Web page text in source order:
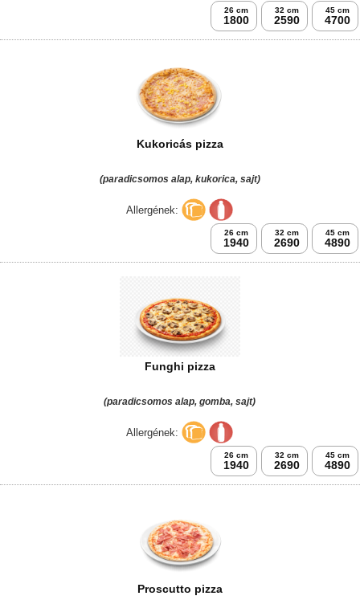
26 cm
1800
32 cm
2590
45 cm
4700
Kukoricás pizza
(paradicsomos alap, kukorica, sajt)
Allergének:
26 cm
1940
32 cm
2690
45 cm
4890
Funghi pizza
(paradicsomos alap, gomba, sajt)
Allergének:
26 cm
1940
32 cm
2690
45 cm
4890
Proscutto pizza